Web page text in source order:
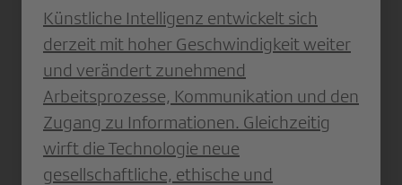
Künstliche Intelligenz entwickelt sich
derzeit mit hoher Geschwindigkeit weiter
und verändert zunehmend
Arbeitsprozesse, Kommunikation und den
Zugang zu Informationen. Gleichzeitig
wirft die Technologie neue
gesellschaftliche, ethische und